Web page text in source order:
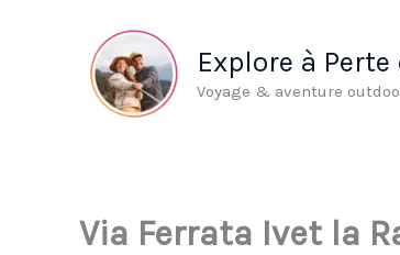
Explore à Perte
Voyage & aventure
Via Ferrata Ivet la